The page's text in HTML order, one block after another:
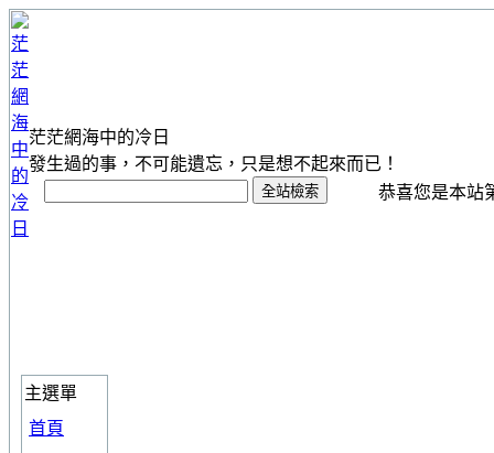
茫茫網海中的冷日
發生過的事，不可能遺忘，只是想不起來而已！
恭喜您是本站
主選單
首頁